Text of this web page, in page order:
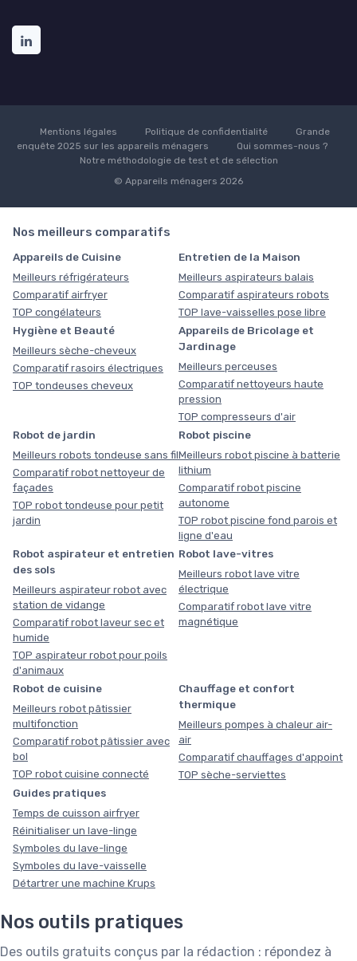
Mentions légales Politique de confidentialité
Grande
enquête 2025 sur les appareils ménagers
Qui sommes-nous ?
Notre méthodologie de test et de sélection
© Appareils ménagers 2026
Nos meilleurs comparatifs
Appareils de Cuisine
Meilleurs réfrigérateurs
Comparatif airfryer
TOP congélateurs
Entretien de la Maison
Meilleurs aspirateurs balais
Comparatif aspirateurs robots
TOP lave-vaisselles pose libre
Hygiène et Beauté
Meilleurs sèche-cheveux
Comparatif rasoirs électriques
TOP tondeuses cheveux
Appareils de Bricolage et
Jardinage
Meilleurs perceuses
Comparatif nettoyeurs haute
pression
TOP compresseurs d'air
Robot de jardin
Meilleurs robots tondeuse sans fil
Comparatif robot nettoyeur de
façades
TOP robot tondeuse pour petit
jardin
Robot piscine
Meilleurs robot piscine à batterie
lithium
Comparatif robot piscine
autonome
TOP robot piscine fond parois et
ligne d'eau
Robot aspirateur et entretien
des sols
Meilleurs aspirateur robot avec
station de vidange
Comparatif robot laveur sec et
humide
TOP aspirateur robot pour poils
d'animaux
Robot lave-vitres
Meilleurs robot lave vitre
électrique
Comparatif robot lave vitre
magnétique
Robot de cuisine
Meilleurs robot pâtissier
multifonction
Comparatif robot pâtissier avec
bol
TOP robot cuisine connecté
Chauffage et confort
thermique
Meilleurs pompes à chaleur air-
air
Comparatif chauffages d'appoint
TOP sèche-serviettes
Guides pratiques
Temps de cuisson airfryer
Réinitialiser un lave-linge
Symboles du lave-linge
Symboles du lave-vaisselle
Détartrer une machine Krups
Nos outils pratiques
Des outils gratuits conçus par la rédaction : répondez à